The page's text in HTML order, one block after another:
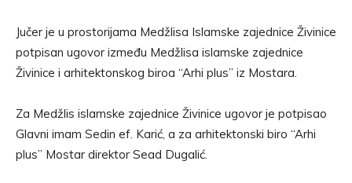
Jučer je u prostorijama Medžlisa Islamske zajednice Živinice
potpisan ugovor između Medžlisa islamske zajednice
Živinice i arhitektonskog biroa “Arhi plus” iz Mostara.
Za Medžlis islamske zajednice Živinice ugovor je potpisao
Glavni imam Sedin ef. Karić, a za arhitektonski biro “Arhi
plus” Mostar direktor Sead Dugalić.